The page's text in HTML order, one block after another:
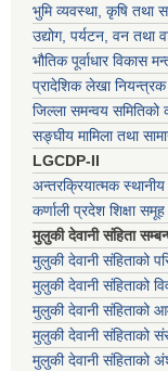
भुमि व्यवस्था, कृषि तथा
उद्योग, पर्यटन, वन तथा
भौतिक पूर्वाधार विकास
प्रादेशिक लेखा नियन्त्रक
जिल्ला समन्वय समितिको
सङ्घीय मामिला तथा
LGCDP-II
अन्तरक्रियात्मक
कर्णाली प्रदेश शिक्षा समूह
मुलुकी देवानी संहिता
मुलुकी देवानी संहिताको
मुलुकी देवानी संहिताको
मुलुकी देवानी संहिताको
मुलुकी देवानी संहिताको
मुलुकी देवानी संहिताको